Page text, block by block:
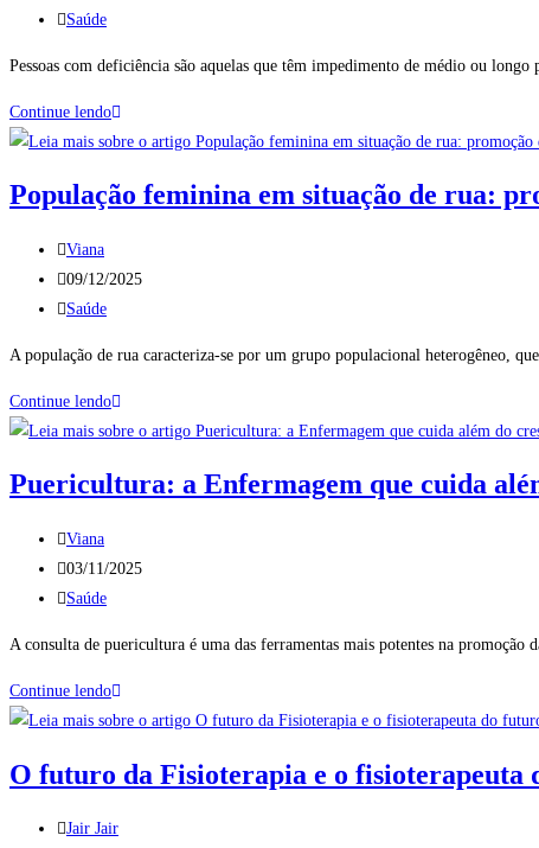
Saúde
Pessoas com deficiência são aquelas que têm impedimento de médio ou
Continue lendo
População feminina em situação de rua:
Viana
09/12/2025
Saúde
A população de rua caracteriza-se por um grupo populacional heterogêneo,
Continue lendo
Puericultura: a Enfermagem que cuida
Viana
03/11/2025
Saúde
A consulta de puericultura é uma das ferramentas mais potentes na
Continue lendo
O futuro da Fisioterapia e o fisioterapeuta
Jair Jair